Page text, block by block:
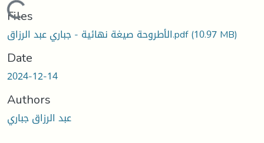
Loading...
Files
الأطروحة صيغة نهائية - جباري عبد الرزاق.pdf(10.97 MB)
Date
2024-12-14
Authors
عبد الرزاق جباري